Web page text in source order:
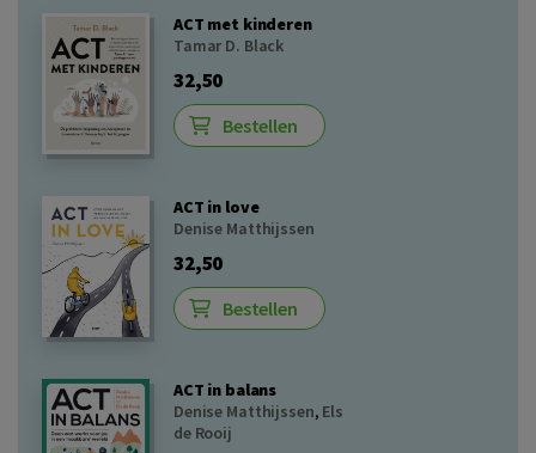
ACT met kinderen
Tamar D. Black
32,50
Bestellen
ACT in love
Denise Matthijssen
32,50
Bestellen
ACT in balans
Denise Matthijssen, Els
de Rooij